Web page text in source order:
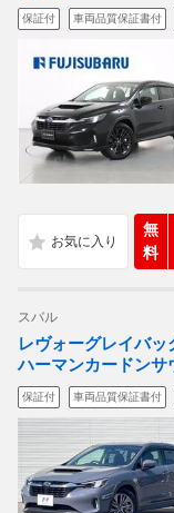
保証付 車両品質保証書付
無
料
スバル
レヴォーグレイバ
ハーマンカードンサ
保証付 車両品質保証書付